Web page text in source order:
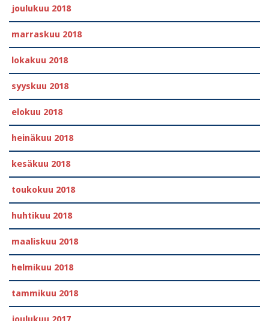
joulukuu 2018
marraskuu 2018
lokakuu 2018
syyskuu 2018
elokuu 2018
heinäkuu 2018
kesäkuu 2018
toukokuu 2018
huhtikuu 2018
maaliskuu 2018
helmikuu 2018
tammikuu 2018